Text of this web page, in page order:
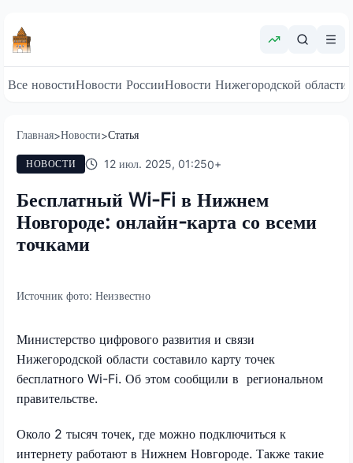
Все новостиНовости РоссииНовости Нижегородской области
Главная>Новости>Статья
НОВОСТИ 12 июл. 2025, 01:250+
Бесплатный Wi-Fi в Нижнем
Новгороде: онлайн-карта со всеми
точками
Источник фото: Неизвестно
Министерство цифрового развития и связи
Нижегородской области составило карту точек
бесплатного Wi-Fi. Об этом сообщили в региональном
правительстве.
Около 2 тысяч точек, где можно подключиться к
интернету работают в Нижнем Новгороде. Также такие